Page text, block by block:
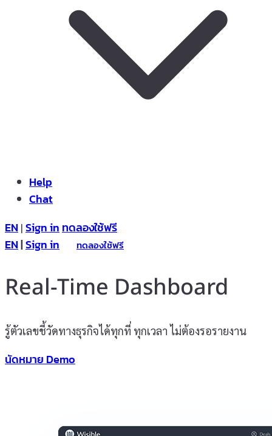
Help
Chat
EN | Sign in ทดลองใช้ฟรี
EN|Sign in ทดลองใช้ฟรี
Real-Time Dashboard
รู้ตัวเลขชี้วัดทางธุรกิจได้ทุกที่ ทุกเวลา ไม่ต้องรอรายงาน
นัดหมาย Demo